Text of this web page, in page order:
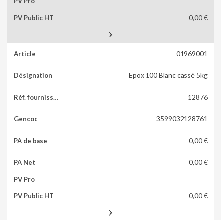
0,00 €

01969001
Epox 100 Blanc cassé 5kg
12876
3599032128761
0,00 €
0,00 €
0,00 €
